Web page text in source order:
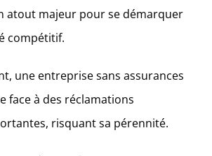
atout majeur pour se démarquer
compétitif.
une entreprise sans assurances
face à des réclamations
risquant sa pérennité.